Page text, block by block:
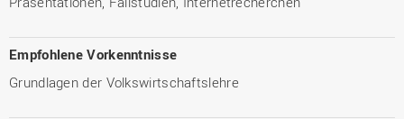
Empfohlene Vorkenntnisse
Grundlagen der Volkswirtschaftslehre